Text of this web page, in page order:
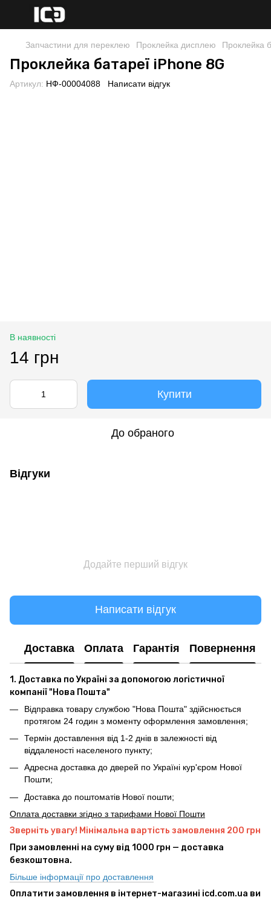
Запчастини для переклею Проклейка дисплею Проклейка
Проклейка батареї iPhone 8G
Артикул: НФ-00004088 Написати відгук
В наявності
14 грн
Купити
До обраного
Відгуки
Додайте перший відгук
Написати відгук
Доставка Оплата Гарантія Повернення
1. Доставка по Україні за допомогою логістичної
компанії "Нова Пошта"
Відправка товару службою "Нова Пошта" здійснюється
протягом 24 годин з моменту оформлення замовлення;
Термін доставлення від 1-2 днів в залежності від
віддаленості населеного пункту;
Адресна доставка до дверей по Україні кур'єром Нової
Пошти;
Доставка до поштоматів Нової пошти;
Оплата доставки згідно з тарифами Нової Пошти
Зверніть увагу! Мінімальна вартість замовлення 200 грн
При замовленні на суму від 1000 грн — доставка
безкоштовна.
Більше інформації про доставлення
Оплатити замовлення в інтернет-магазині icd.com.ua ви